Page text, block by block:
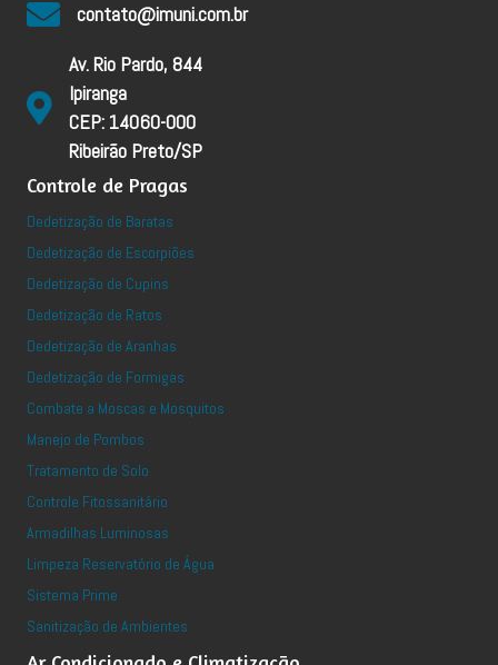
contato@imuni.com.br
Av. Rio Pardo, 844
Ipiranga
CEP: 14060-000
Ribeirão Preto/SP
Controle de Pragas
Dedetização de Baratas
Dedetização de Escorpiões
Dedetização de Cupins
Dedetização de Ratos
Dedetização de Aranhas
Dedetização de Formigas
Combate a Moscas e Mosquitos
Manejo de Pombos
Tratamento de Solo
Controle Fitossanitário
Armadilhas Luminosas
Limpeza Reservatório de Água
Sistema Prime
Sanitização de Ambientes